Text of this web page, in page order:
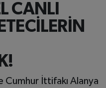
CANLI
Cumhur İttifakı Alanya